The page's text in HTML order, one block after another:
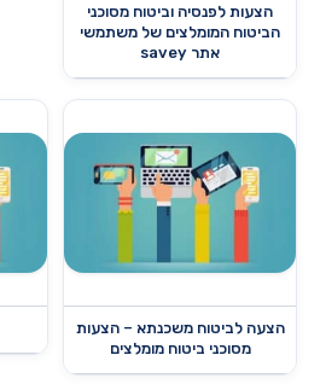
הצעות לפנסיה וביטוח מסוכני
הביטוח המומלצים של משתמשי
אתר savey
הצעה לביטוח משכנתא – הצעות
מסוכני ביטוח מומלצים